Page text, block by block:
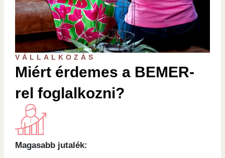
VÁLLALKOZÁS
Miért érdemes a BEMER-
rel foglalkozni?
Magasabb jutalék: